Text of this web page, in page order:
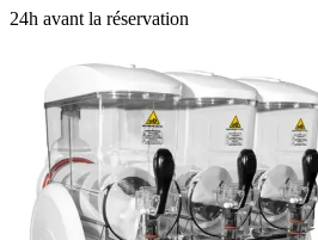
24h avant la réservation